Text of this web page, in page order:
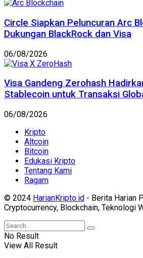
Circle Siapkan Peluncuran Arc
Dukungan BlackRock dan Visa
06/08/2026
Visa Gandeng Zerohash
Stablecoin untuk Transaksi
06/08/2026
Kripto
Altcoin
Bitcoin
Edukasi Kripto
Tentang Kami
Ragam
© 2024 HarianKripto.id - Berita Harian
Cryptocurrency, Blockchain, Teknologi
No Result
View All Result